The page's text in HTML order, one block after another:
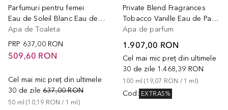
Parfumuri pentru femei
Eau de Soleil Blanc Eau de Toilette
Apa de Toaleta
PRP 637,00 RON
509,60 RON
Cel mai mic preț din ultimele
30 de zile 637,00 RON
50 ml (10,19 RON / 1 ml )
Private Blend Fragrances
Tobacco Vanille Eau de Parfum
Apa de parfum
1.907,00 RON
Cel mai mic preț din ultimele
30 de zile 1.468,39 RON
100 ml (19,07 RON / 1 ml )
Cod : EXTRA5%